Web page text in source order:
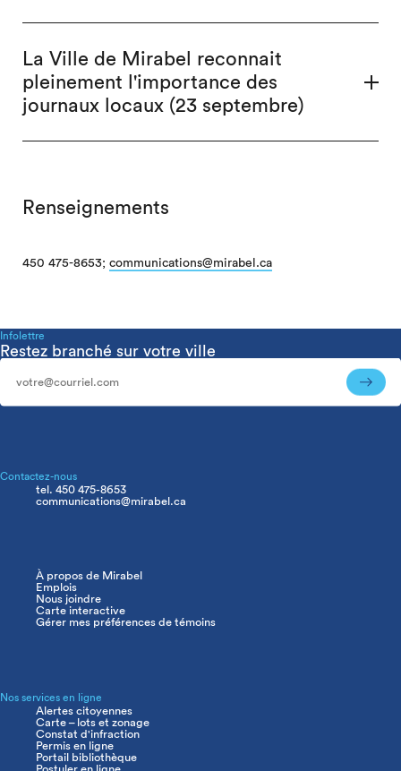
La Ville de Mirabel reconnait
pleinement l'importance des
journaux locaux (23 septembre)
Renseignements
450 475-8653; communications@mirabel.ca
Infolettre
Infolettre
Restez branché sur votre ville
Contactez-nous
tel. 450 475-8653
communications@mirabel.ca
Navigation
principale
À propos de Mirabel
Emplois
Nous joindre
Carte interactive
Gérer mes préférences de témoins
Nos services en ligne
Alertes citoyennes
Carte – lots et zonage
Constat d'infraction
Permis en ligne
Portail bibliothèque
Postuler en ligne